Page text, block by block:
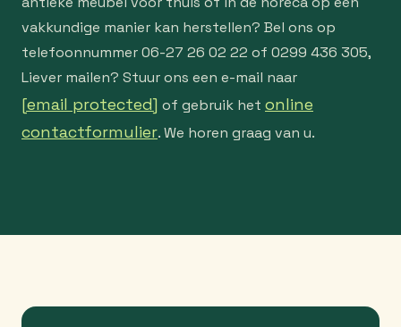
vakkundige manier kan herstellen? Bel ons op
telefoonnummer 06-27 26 02 22 of 0299 436 305,
Liever mailen? Stuur ons een e-mail naar
[email protected] of gebruik het online
contactformulier. We horen graag van u.